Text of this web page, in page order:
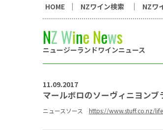
HOME NZワイン検索 NZワ
NZWine News
ニュージーランドワインニュース
11.09.2017
マールボロのソーヴィニヨンブ
ニュースソース https://www.stuff.co.nz/